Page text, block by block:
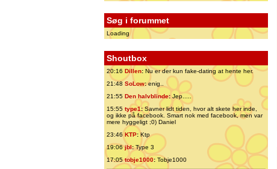
Søg i forummet
Loading
Shoutbox
20:16 Dillen: Nu er der kun fake-dating at hente her.
21:48 SoLow:enig..
21:55 Den halvblinde:Jep.....
15:55 type1:Savner lidt tiden, hvor alt skete her inde,
og ikke på facebook. Smart nok med facebook, men var
mere hyggeligt ;0) Daniel
23:46 KTP:Ktp
19:06jbl:Type 3
17:05tobje1000: Tobje1000